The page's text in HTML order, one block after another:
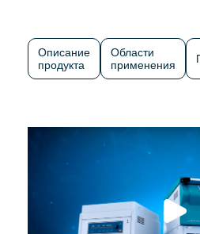
Описание
продукта
Области
применения